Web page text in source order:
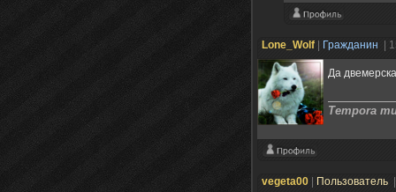
Lone_Wolf Гражданин |
Да
Tempora
vegeta00 Пользователь